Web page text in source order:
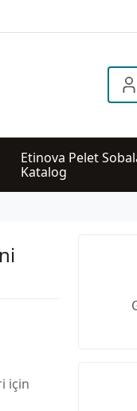
Etinova Pelet
Katalog
için